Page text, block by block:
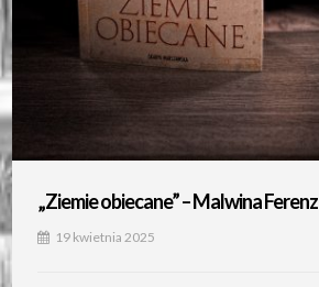
„Ziemie obiecane” – Malwina Ferenz
19 kwietnia 2025